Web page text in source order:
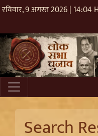
रविवार, 9 अगस्त 2026 | 14:04
Search